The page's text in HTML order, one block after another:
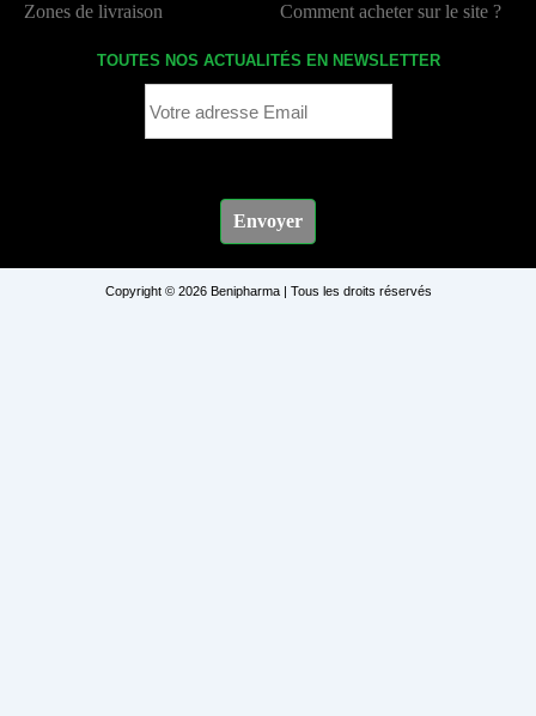
Zones de livraison
Comment acheter sur le site ?
TOUTES NOS ACTUALITÉS EN NEWSLETTER
Envoyer
Copyright © 2026 Benipharma | Tous les droits réservés